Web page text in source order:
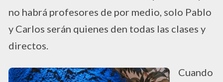
no habrá profesores de por medio, solo Pablo
y Carlos serán quienes den todas las clases y
directos.
Cuando